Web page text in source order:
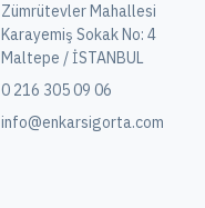
Zümrütevler Mahallesi
Karayemiş Sokak No: 4
Maltepe / İSTANBUL
0 216 305 09 06
info@enkarsigorta.com